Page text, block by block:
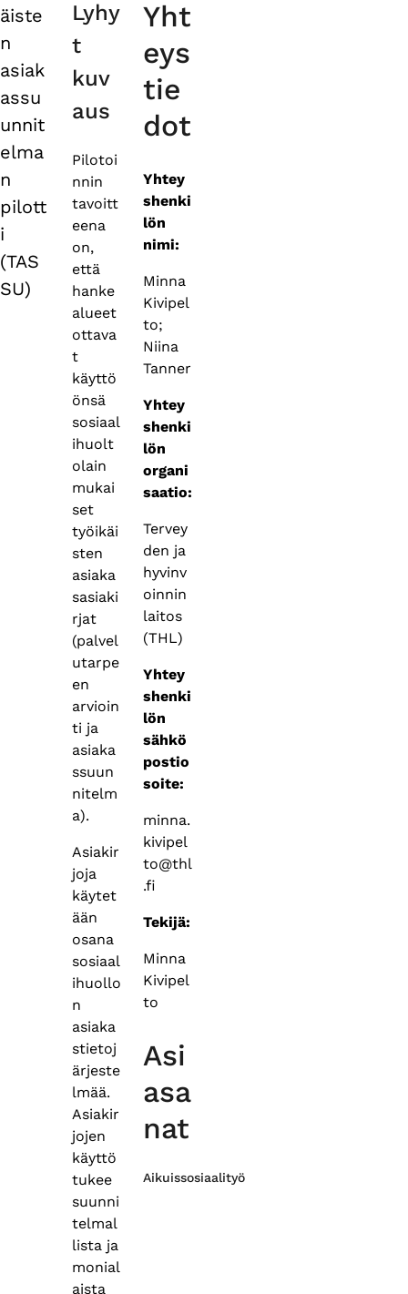
tabs
äiste
n
asiak
assu
unnit
elma
n
pilott
i
(TAS
SU)
Lyhy
t
kuv
aus
Pilotoi
nnin
tavoitt
eena
on,
että
hanke
alueet
ottava
t
käyttö
önsä
sosiaal
ihuolt
olain
mukai
set
työikäi
sten
asiaka
sasiaki
rjat
(palvel
utarpe
en
arvioin
ti ja
asiaka
ssuun
nitelm
a).
Asiakir
joja
käytet
ään
osana
sosiaal
ihuollo
n
asiaka
stietoj
ärjeste
lmää.
Asiakir
jojen
käyttö
tukee
suunni
telmal
lista ja
monial
aista
Yht
eys
tie
dot
Yhtey
shenki
lön
nimi:
Minna
Kivipel
to;
Niina
Tanner
Yhtey
shenki
lön
organi
saatio:
Tervey
den ja
hyvinv
oinnin
laitos
(THL)
Yhtey
shenki
lön
sähkö
postio
soite:
minna.
kivipel
to@thl
.fi
Tekijä:
Minna
Kivipel
to
Asi
asa
nat
Aikuissosiaalityö